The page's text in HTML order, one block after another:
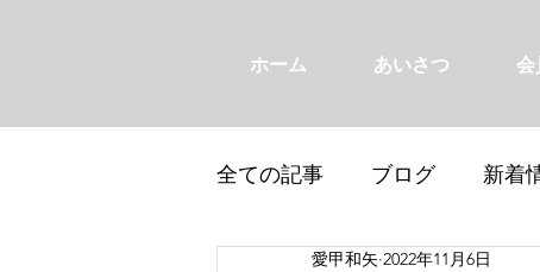
ホーム あいさつ 会
全ての記事 ブログ 新着
愛甲和矢 2022年11月6日